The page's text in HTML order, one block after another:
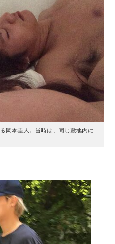
岡本圭人。当時は、同じ敷地内に